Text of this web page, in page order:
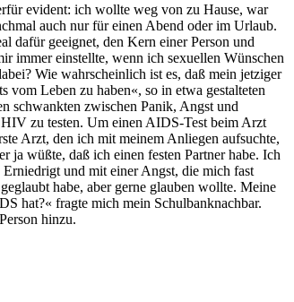
evident: ich wollte weg von zu Hause, war
auch nur für einen Abend oder im Urlaub.
dafür geeignet, den Kern einer Person und
immer einstellte, wenn ich sexuellen Wünschen
Wie wahrscheinlich ist es, daß mein jetziger
vom Leben zu haben«, so in etwa gestalteten
schwankten zwischen Panik, Angst und
zu testen. Um einen AIDS-Test beim Arzt
Arzt, den ich mit meinem Anliegen aufsuchte,
wüßte, daß ich einen festen Partner habe. Ich
und mit einer Angst, die mich fast
habe, aber gerne glauben wollte. Meine
hat?« fragte mich mein Schulbanknachbar.
hinzu.